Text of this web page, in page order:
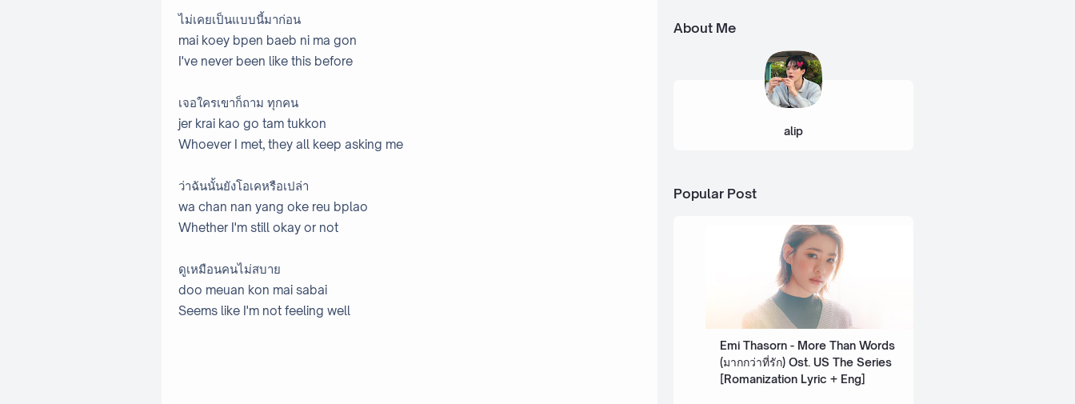
ไม่เคยเป็นแบบนี้มาก่อน
mai koey bpen baeb ni ma gon
I've never been like this before
เจอใครเขาก็ถาม ทุกคน
jer krai kao go tam tukkon
Whoever I met, they all keep asking me
ว่าฉันนั้นยังโอเคหรือเปล่า
wa chan nan yang oke reu bplao
Whether I'm still okay or not
ดูเหมือนคนไม่สบาย
doo meuan kon mai sabai
Seems like I'm not feeling well
About Me
alip
Popular Post
Emi Thasorn - More Than Words
(มากกว่าที่รัก) Ost. US The Series
[Romanization Lyric + Eng]